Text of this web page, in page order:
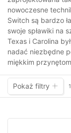
nowoczesne
Switch są bardzo
swoje spławiki na
Texas i Carolina
nadać niezbędne
miękkim
Pokaż filtry